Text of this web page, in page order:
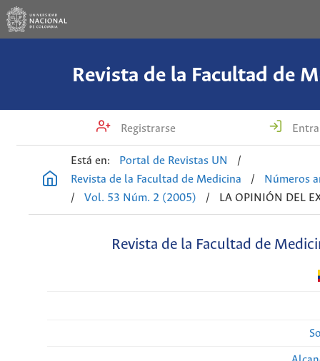
Revista de la Facultad de
Registrarse
Está en: Portal de Revistas UN
/
Revista de la Facultad de Medicina
/
Números
/
Vol. 53 Núm. 2 (2005) / LA OPINIÓN DEL
Revista de la Facultad de